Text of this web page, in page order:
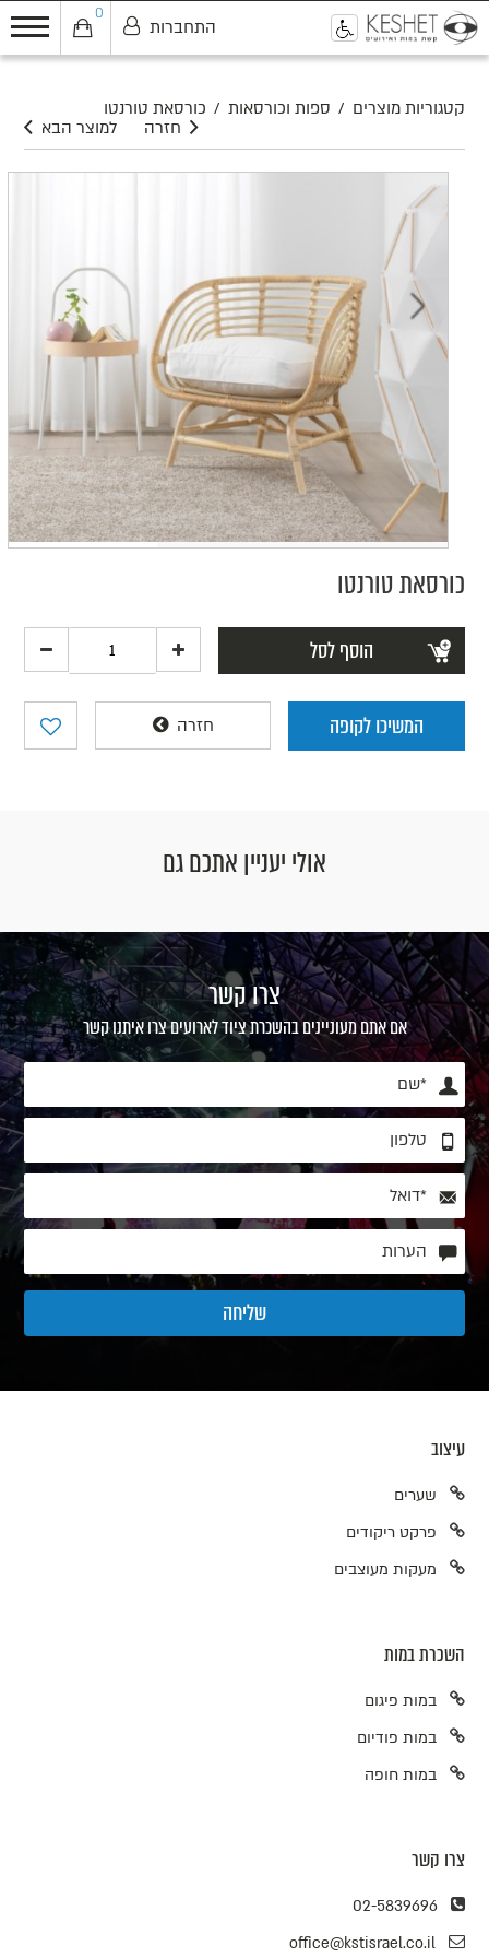
0
התחברות
קטגוריות מוצרים / ספות וכורסאות / כורסאת טורנטו
למוצר הבא
חזרה
כורסאת טורנטו
הוסף לסל
המשיכו לקופה חזרה
אולי יעניין אתכם גם
צרו קשר
אם אתם מעוניינים בהשכרת ציוד לארועים צרו איתנו קשר
עיצוב
שערים
פרקט ריקודים
מעקות מעוצבים
השכרת במות
במות פיגום
במות פודיום
במות חופה
צרו קשר
02-5839696
office@kstisrael.co.il